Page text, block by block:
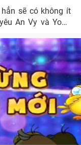
sẽ có không ít
An Vy và Yoon